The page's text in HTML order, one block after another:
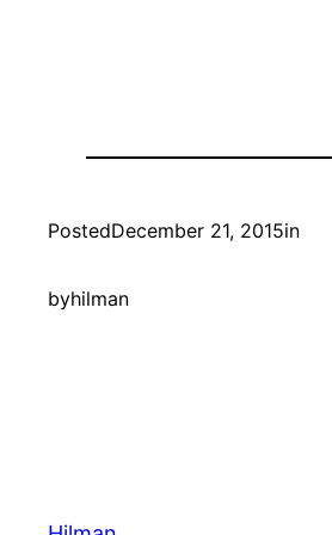
PostedDecember 21, 2015in
byhilman